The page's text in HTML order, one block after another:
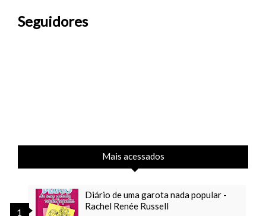
Seguidores
Mais acessados
Diário de uma garota nada popular -
Rachel Renée Russell